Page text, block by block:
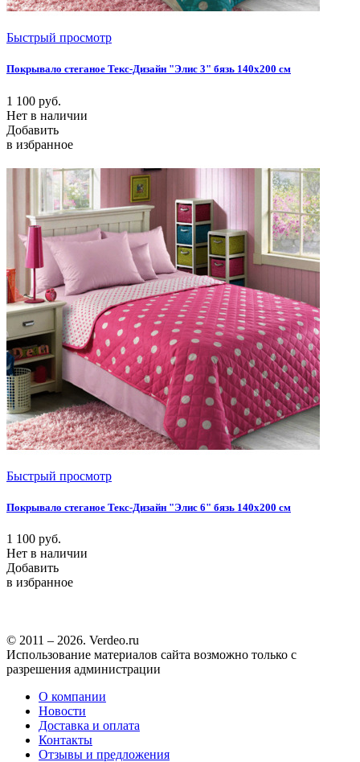
Быстрый просмотр
Покрывало стеганое Текс-Дизайн "Элис 3" бязь 140х200 см
1 100 руб.
Нет в наличии
Добавить
в избранное
Быстрый просмотр
Покрывало стеганое Текс-Дизайн "Элис 6" бязь 140х200 см
1 100 руб.
Нет в наличии
Добавить
в избранное
© 2011 – 2026. Verdeo.ru
Использование материалов сайта возможно только с
разрешения администрации
О компании
Новости
Доставка и оплата
Контакты
Отзывы и предложения